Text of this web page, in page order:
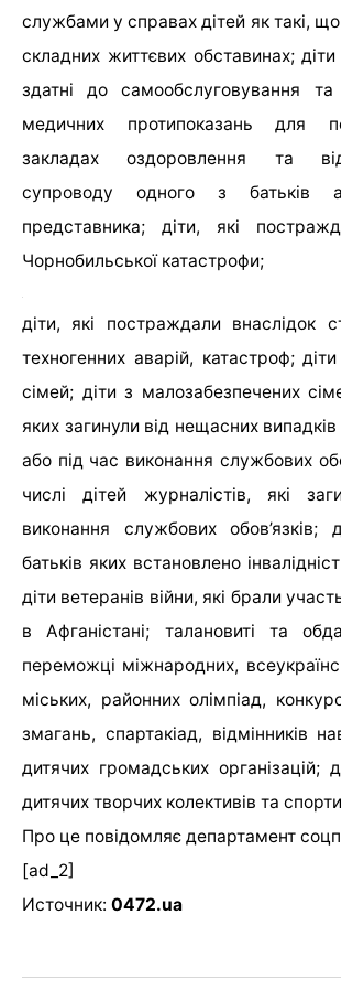
службами у справах дітей як такі,
складних життєвих обставинах; діти
здатні до самообслуговування
медичних протипоказань для
закладах оздоровлення та
супроводу одного з батьків
представника; діти, які
Чорнобильської катастрофи;
діти, які постраждали внаслідок
техногенних аварій, катастроф;
сімей; діти з малозабезпечених
яких загинули від нещасних
або під час виконання службових
числі дітей журналістів, які
виконання службових обов’язків;
батьків яких встановлено
діти ветеранів війни, які брали
в Афганістані; талановиті та
переможці міжнародних,
міських, районних олімпіад,
змагань, спартакіад, відмінників
дитячих громадських організацій;
дитячих творчих колективів та
Про це повідомляє департамент
[ad_2]
Источник: 0472.ua